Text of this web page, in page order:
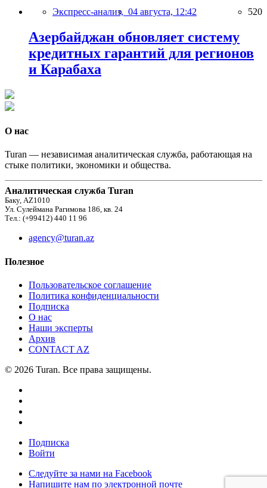
Экспресс-анализ, 04 августа, 12:42 520
Азербайджан обновляет систему
кредитных гарантий для регионов
и Карабаха
О нас
Turan — независимая аналитическая служба, работающая на
стыке политики, экономики и общества.
Аналитическая служба Turan
Баку, AZ1010
Ул. Сулеймана Рагимова 186, кв. 24
Тел.: (+99412) 440 11 96
agency@turan.az
Полезное
Пользовательское соглашение
Политика конфиденциальности
Подписка
О нас
Наши эксперты
Архив
CONTACT AZ
© 2026 Turan. Все права защищены.
Подписка
Войти
Следуйте за нами на Facebook
Напишите нам по электронной почте